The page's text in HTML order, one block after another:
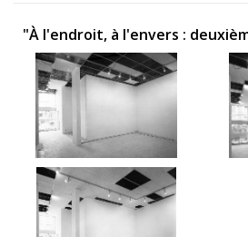
"À l'endroit, à l'envers :